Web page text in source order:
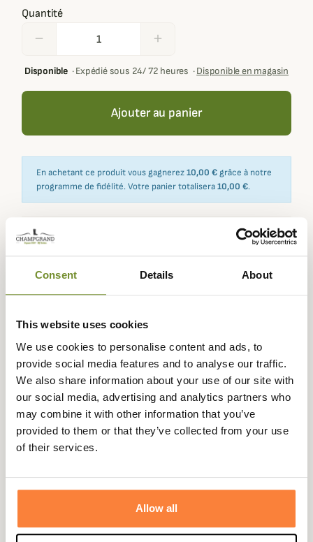
Consent Details About
This website uses cookies
We use cookies to personalise content and ads, to
provide social media features and to analyse our traffic.
We also share information about your use of our site with
our social media, advertising and analytics partners who
may combine it with other information that you’ve
provided to them or that they’ve collected from your use
of their services.
Allow all
Quantité
remove add
Disponible·Expédié sous 24/ 72 heures ·Disponible en magasin
Ajouter au panier
En achetant ce produit vous gagnerez10,00 € grâce à notre
programme de fidélité. Votre panier totalisera10,00 €.
Expédié dans
la journée
Échange ou
retour sous
90 jours
Paiement
sécurisé
Paiement en
3 fois dès 100
Description
A la fois chics et élégants les bottillons Jameson Le
Chameau seront parfaits pour vous accompagner tout
au long de l'année.
imperméables, ces bottillons sont conçues dans un cuir